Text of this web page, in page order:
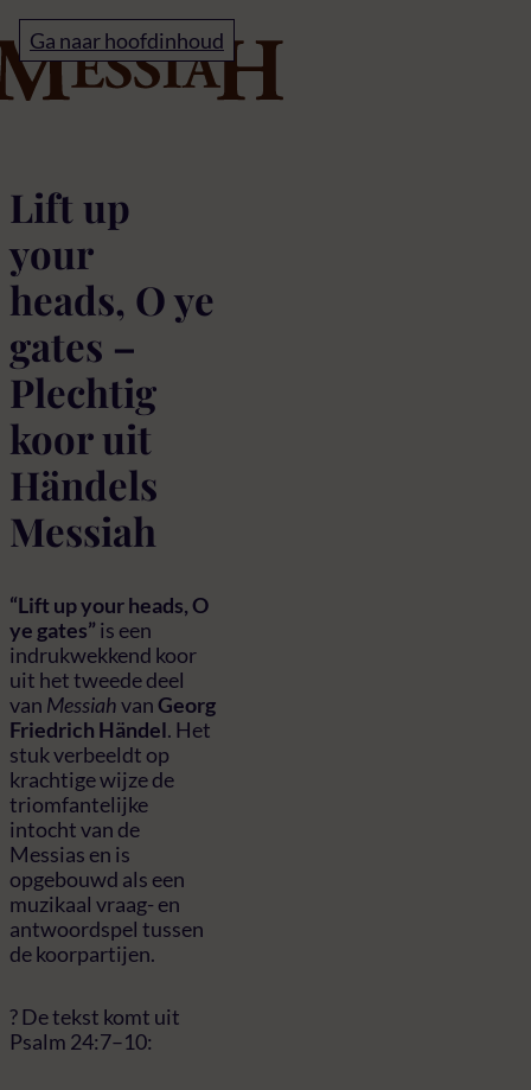
Ga naar hoofdinhoud Home
Lift up your heads
Lift up
your
heads, O ye
gates –
Plechtig
koor uit
Händels
Messiah
“Lift up your heads, O
ye gates” is een
indrukwekkend koor
uit het tweede deel
van MessiahvanGeorg
Friedrich Händel. Het
stuk verbeeldt op
krachtige wijze de
triomfantelijke
intocht van de
Messias en is
opgebouwd als een
muzikaal vraag- en
antwoordspel tussen
de koorpartijen.
? De tekst komt uit
Psalm 24:7–10: